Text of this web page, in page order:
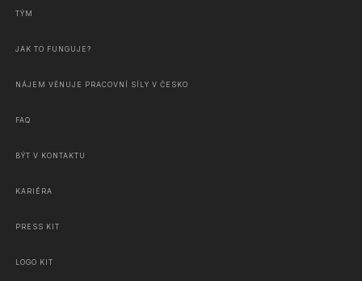
TÝM
JAK TO FUNGUJE?
NÁJEM VĚNUJE PRACOVNÍ SÍLY V ČESKO
FAQ
BÝT V KONTAKTU
KARIÉRA
PRESS KIT
LOGO KIT